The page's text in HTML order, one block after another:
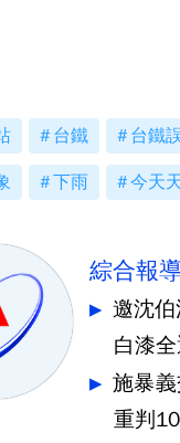
台鐵 台鐵
下雨 今天
綜合報導
邀沈
白漆
施暴
重判